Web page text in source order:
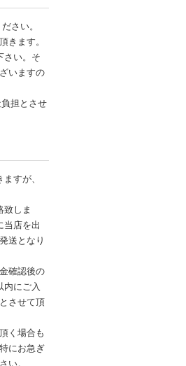
さい。
きます。
さい。そ
いますの
担とさせ
すが、
致しま
当店を出
送となり
確認後の
内にご入
させて頂
く場合も
にお急ぎ
い。